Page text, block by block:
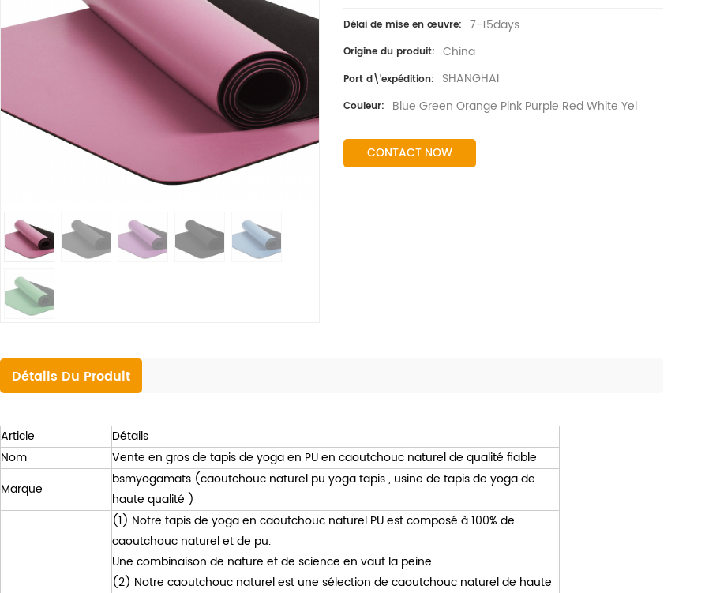
Délai de mise en œuvre: 7-15days
Origine du produit: China
Port d\'expédition: SHANGHAI
Couleur: Blue Green Orange Pink Purple Red White Yel
CONTACT NOW
Détails Du Produit
Article
Détails
Nom
Vente en gros de tapis de yoga en PU en caoutchouc naturel de qualité fiable
Marque
bsmyogamats (caoutchouc naturel pu yogatapis , usine de tapis de yogade
haute qualité )
(1) Notre tapis de yoga en caoutchouc naturel PU est composé à 100% de
caoutchouc naturel et de pu.
Une combinaison de nature et de science en vaut la peine.
(2) Notre caoutchouc naturel est une sélection de caoutchouc naturel de haute